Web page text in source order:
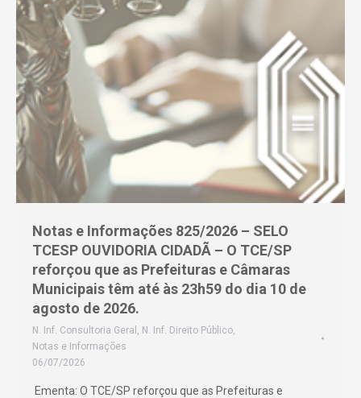
Notas e Informações 825/2026 – SELO
TCESP OUVIDORIA CIDADÃ – O TCE/SP
reforçou que as Prefeituras e Câmaras
Municipais têm até às 23h59 do dia 10 de
agosto de 2026.
N. Inf. Consultoria Geral , N. Inf. Direito Público,
Notas e Informações
06/07/2026
Ementa: O TCE/SP reforçou que as Prefeituras e